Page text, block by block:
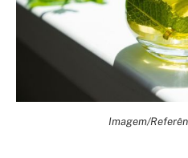
Imagem/